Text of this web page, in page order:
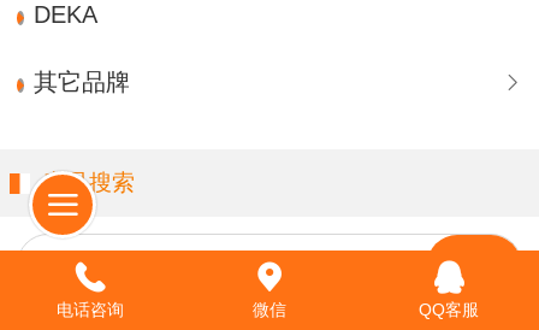
DEKA
其它品牌
产品搜索
请输入关键字…
电话咨询 微信 QQ客服